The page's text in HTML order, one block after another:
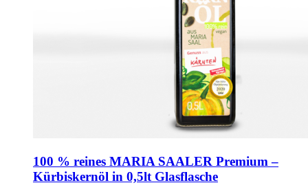
100 % reines MARIA SAALER Premium –
Kürbiskernöl in 0,5lt Glasflasche